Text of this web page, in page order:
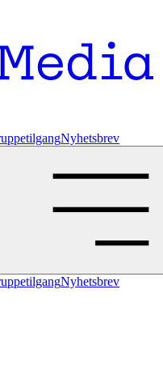
Nyhetsbrev
Nyhetsbrev